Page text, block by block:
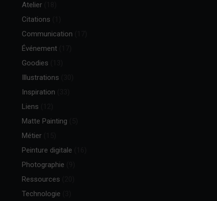
Atelier
Citations
Communication
Événement
Goodies
Illustrations
Inspiration
Liens
Matte Painting
Métier
Peinture digitale
Photographie
Ressources
Technologie